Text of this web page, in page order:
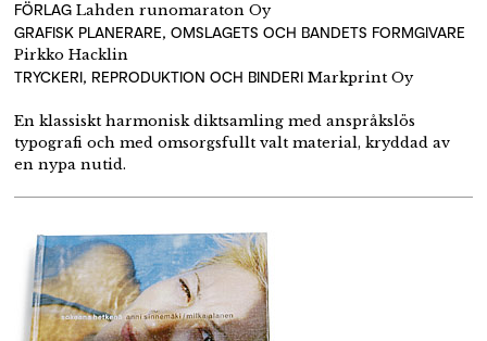
FÖRLAG Lahden runomaraton Oy
GRAFISK PLANERARE, OMSLAGETS OCH BANDETS FORMGIVARE
Pirkko Hacklin
TRYCKERI, REPRODUKTION OCH BINDERI Markprint Oy
En klassiskt harmonisk diktsamling med anspråkslös
typografi och med omsorgsfullt valt material, kryddad av
en nypa nutid.